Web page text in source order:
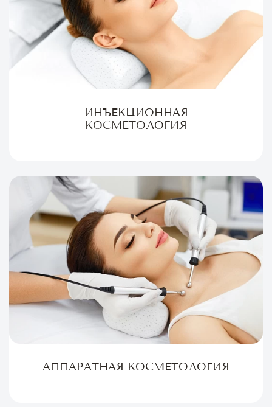
ИНЪЕКЦИОННАЯ
КОСМЕТОЛОГИЯ
АППАРАТНАЯ КОСМЕТОЛОГИЯ